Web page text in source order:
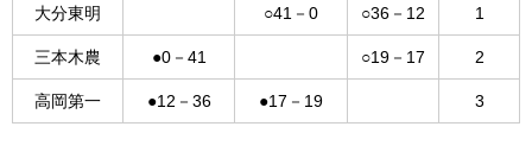
大分東明 ○41－0 ○36－12 1
三本木農 ●0－41 ○19－17 2
高岡第一 ●12－36 ●17－19 3